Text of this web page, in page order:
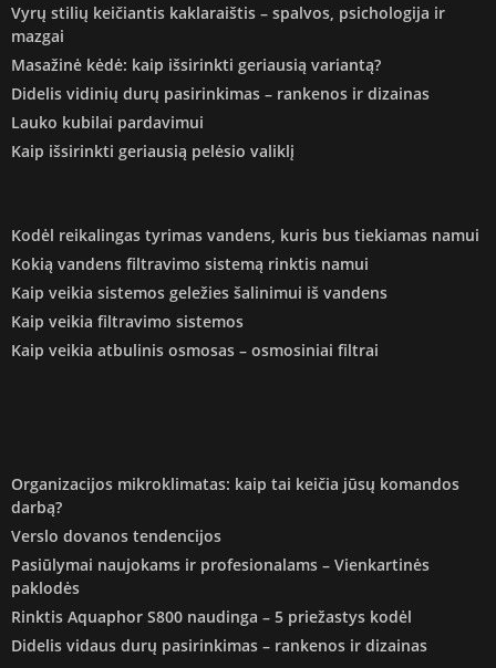
Vyrų stilių keičiantis kaklaraištis – spalvos, psichologija ir
mazgai
Masažinė kėdė: kaip išsirinkti geriausią variantą?
Didelis vidinių durų pasirinkimas – rankenos ir dizainas
Lauko kubilai pardavimui
Kaip išsirinkti geriausią pelėsio valiklį
Kodėl reikalingas tyrimas vandens, kuris bus tiekiamas namui
Kokią vandens filtravimo sistemą rinktis namui
Kaip veikia sistemos geležies šalinimui iš vandens
Kaip veikia filtravimo sistemos
Kaip veikia atbulinis osmosas – osmosiniai filtrai
Organizacijos mikroklimatas: kaip tai keičia jūsų komandos
darbą?
Verslo dovanos tendencijos
Pasiūlymai naujokams ir profesionalams – Vienkartinės
paklodės
Rinktis Aquaphor S800 naudinga – 5 priežastys kodėl
Didelis vidaus durų pasirinkimas – rankenos ir dizainas